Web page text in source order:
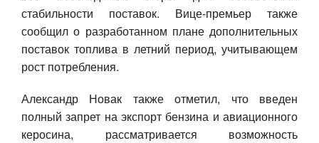
стабильности поставок. Вице-премьер также
сообщил о разработанном плане дополнительных
поставок топлива в летний период, учитывающем
рост потребления.
Александр Новак также отметил, что введен
полный запрет на экспорт бензина и авиационного
керосина, рассматривается возможность